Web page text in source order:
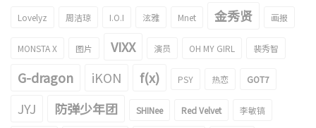
Lovelyz 周洁琼 I.O.I 泫雅 Mnet 金秀贤 画报
MONSTA X 图片 VIXX 演员 OH MY GIRL 裴秀智
G-dragon iKON f(x) PSY 热恋 GOT7
JYJ 防弹少年团 SHINee Red Velvet 李敏镐